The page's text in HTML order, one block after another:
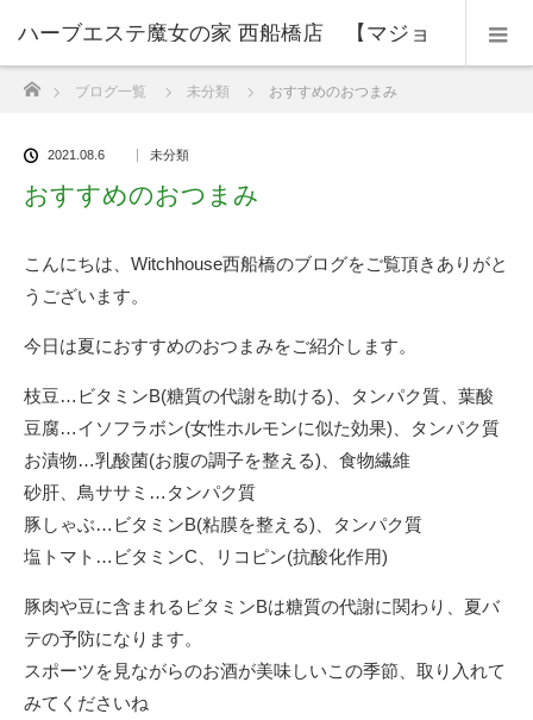
ハーブエステ魔女の家 西船橋店 【マジョ
ノイエニシフナバシ】
ブログ一覧 未分類 おすすめのおつまみ
2021.08.6 未分類
おすすめのおつまみ
こんにちは、Witchhouse西船橋のブログをご覧頂きありがと
うございます。
今日は夏におすすめのおつまみをご紹介します。
枝豆…ビタミンB(糖質の代謝を助ける)、タンパク質、葉酸
豆腐…イソフラボン(女性ホルモンに似た効果)、タンパク質
お漬物…乳酸菌(お腹の調子を整える)、食物繊維
砂肝、鳥ササミ…タンパク質
豚しゃぶ…ビタミンB(粘膜を整える)、タンパク質
塩トマト…ビタミンC、リコピン(抗酸化作用)
豚肉や豆に含まれるビタミンBは糖質の代謝に関わり、夏バ
テの予防になります。
スポーツを見ながらのお酒が美味しいこの季節、取り入れて
みてくださいね